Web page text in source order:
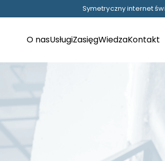
Symetryczny internet
O nasUsługiZasięgWiedzaKontakt